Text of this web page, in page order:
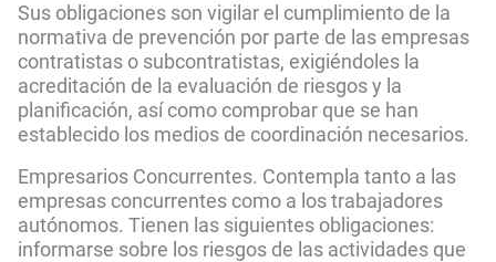
Sus obligaciones son vigilar el cumplimiento de la
normativa de prevención por parte de las empresas
contratistas o subcontratistas, exigiéndoles la
acreditación de la evaluación de riesgos y la
planificación, así como comprobar que se han
establecido los medios de coordinación necesarios.
Empresarios Concurrentes. Contempla tanto a las
empresas concurrentes como a los trabajadores
autónomos. Tienen las siguientes obligaciones:
informarse sobre los riesgos de las actividades que